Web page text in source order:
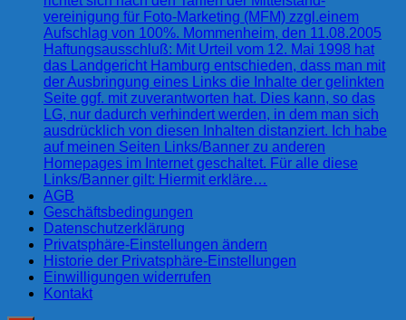
vereinigung für Foto-Marketing (MFM) zzgl.einem
Aufschlag von 100%. Mommenheim, den 11.08.2005
Haftungsausschluß: Mit Urteil vom 12. Mai 1998 hat
das Landgericht Hamburg entschieden, dass man mit
der Ausbringung eines Links die Inhalte der gelinkten
Seite ggf. mit zuverantworten hat. Dies kann, so das
LG, nur dadurch verhindert werden, in dem man sich
ausdrücklich von diesen Inhalten distanziert. Ich habe
auf meinen Seiten Links/Banner zu anderen
Homepages im Internet geschaltet. Für alle diese
Links/Banner gilt: Hiermit erkläre…
AGB
Geschäftsbedingungen
Datenschutzerklärung
Privatsphäre-Einstellungen ändern
Historie der Privatsphäre-Einstellungen
Einwilligungen widerrufen
Kontakt